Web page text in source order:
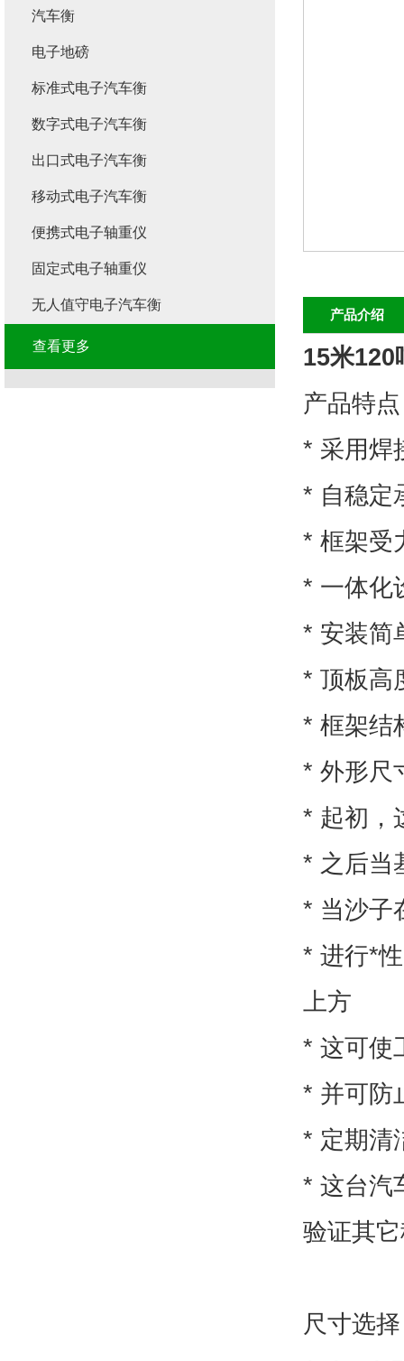
产品介绍
15米120
产品特
* 采用焊
* 自稳定
* 框架受
* 一体化
* 安装简
* 顶板高
* 框架结
* 外形尺
* 起初，
* 之后当
* 当沙子
* 进行*
上方
* 这可使
* 并可防
* 定期清
* 这台汽
验证其
尺寸选
汽车衡
电子地磅
标准式电子汽车衡
数字式电子汽车衡
出口式电子汽车衡
移动式电子汽车衡
便携式电子轴重仪
固定式电子轴重仪
无人值守电子汽车衡
查看更多